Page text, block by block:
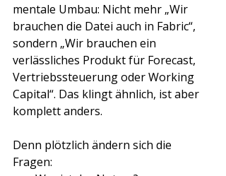
mentale Umbau: Nicht mehr „Wir
brauchen die Datei auch in Fabric“,
sondern „Wir brauchen ein
verlässliches Produkt für Forecast,
Vertriebssteuerung oder Working
Capital“. Das klingt ähnlich, ist aber
komplett anders.
Denn plötzlich ändern sich die
Fragen: